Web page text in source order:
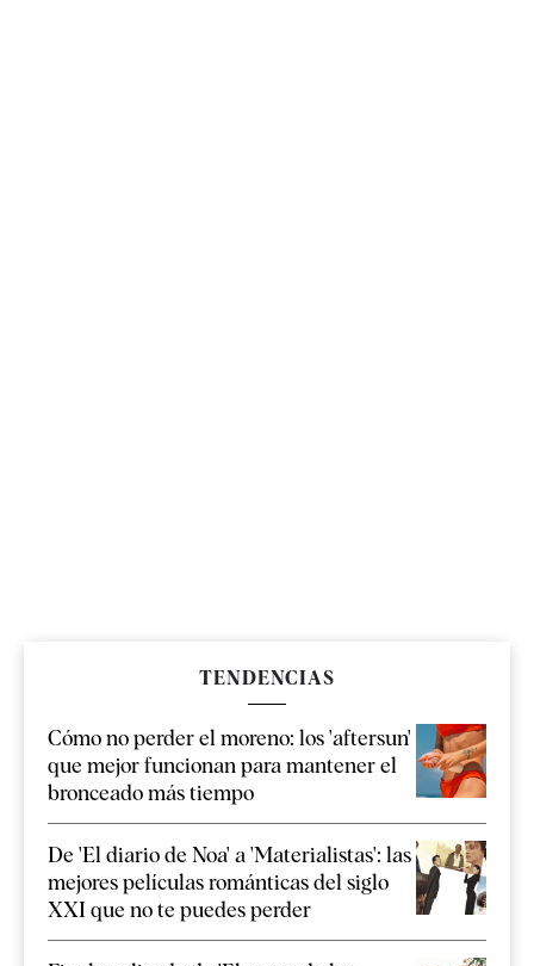
TENDENCIAS
Cómo no perder el moreno: los 'aftersun'
que mejor funcionan para mantener el
bronceado más tiempo
De 'El diario de Noa' a 'Materialistas': las
mejores películas románticas del siglo
XXI que no te puedes perder